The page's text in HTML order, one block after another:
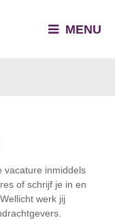
MENU
vacature inmiddels
of schrijf je in en
werk jij